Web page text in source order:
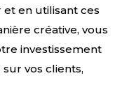
et en utilisant ces
créative, vous
investissement
vos clients,